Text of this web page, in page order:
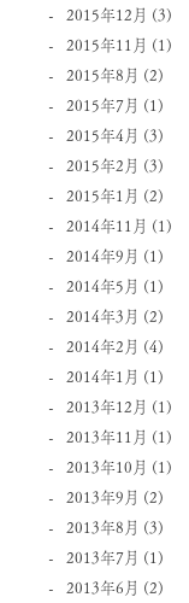
2015年12月 (3)
2015年11月 (1)
2015年8月 (2)
2015年7月 (1)
2015年4月 (3)
2015年2月 (3)
2015年1月 (2)
2014年11月 (1)
2014年9月 (1)
2014年5月 (1)
2014年3月 (2)
2014年2月 (4)
2014年1月 (1)
2013年12月 (1)
2013年11月 (1)
2013年10月 (1)
2013年9月 (2)
2013年8月 (3)
2013年7月 (1)
2013年6月 (2)